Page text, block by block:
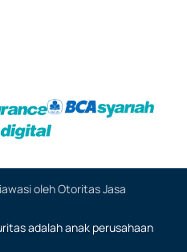
oleh Otoritas Jasa
adalah anak perusahaan